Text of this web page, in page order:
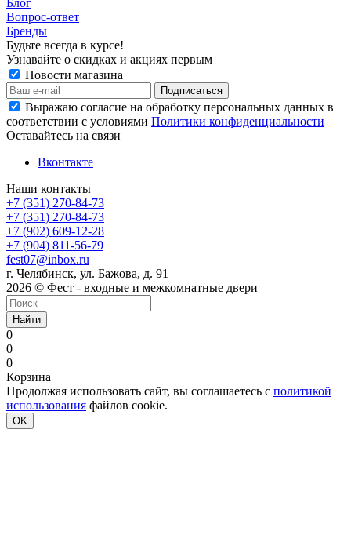
Блог
Вопрос-ответ
Бренды
Будьте всегда в курсе!
Узнавайте о скидках и акциях первым
Новости магазина
Выражаю согласие на обработку персональных данных в
соответствии с условиями Политики конфиденциальности
Оставайтесь на связи
Вконтакте
Наши контакты
+7 (351) 270-84-73
+7 (351) 270-84-73
+7 (902) 609-12-28
+7 (904) 811-56-79
fest07@inbox.ru
г. Челябинск, ул. Бажова, д. 91
2026 © Фест - входные и межкомнатные двери
Найти
0
0
0
Корзина
Продолжая использовать сайт, вы соглашаетесь с политикой
использования файлов cookie.
OK